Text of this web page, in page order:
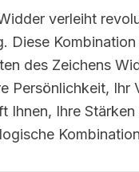
verleiht
Diese
des Zeichens
Persönlichkeit, Ihr
Ihnen, Ihre